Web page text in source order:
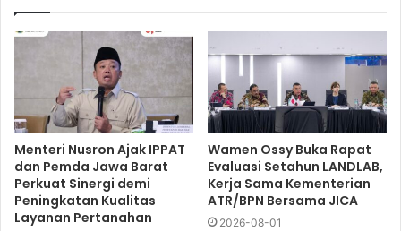
Menteri Nusron Ajak IPPAT
dan Pemda Jawa Barat
Perkuat Sinergi demi
Peningkatan Kualitas
Layanan Pertanahan
Wamen Ossy Buka Rapat
Evaluasi Setahun LANDLAB,
Kerja Sama Kementerian
ATR/BPN Bersama JICA
2026-08-01